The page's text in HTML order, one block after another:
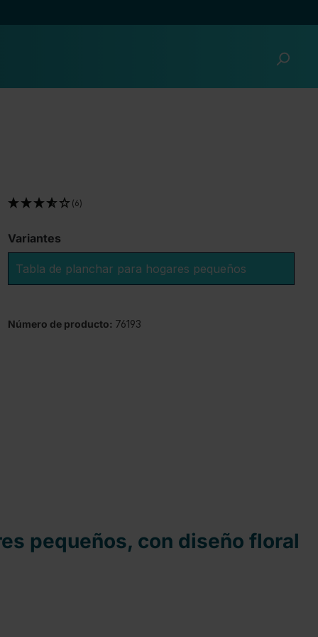
(6)
Variantes
Tabla de planchar para hogares pequeños
Número de producto: 76193
pequeños, con diseño floral